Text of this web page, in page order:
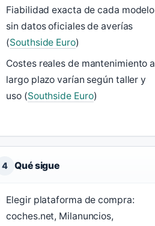
Fiabilidad exacta de cada modelo
sin datos oficiales de averías
(Southside Euro)
Costes reales de mantenimiento a
largo plazo varían según taller y
uso (Southside Euro)
4 Qué sigue
Elegir plataforma de compra:
coches.net, Milanuncios,